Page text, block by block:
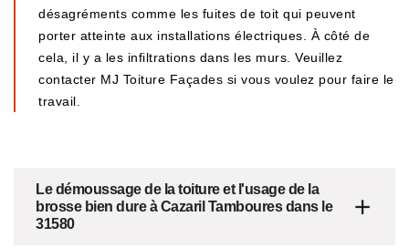
désagréments comme les fuites de toit qui peuvent
porter atteinte aux installations électriques. À côté de
cela, il y a les infiltrations dans les murs. Veuillez
contacter MJ Toiture Façades si vous voulez pour faire le
travail.
Le démoussage de la toiture et l'usage de la
brosse bien dure à Cazaril Tamboures dans le
31580